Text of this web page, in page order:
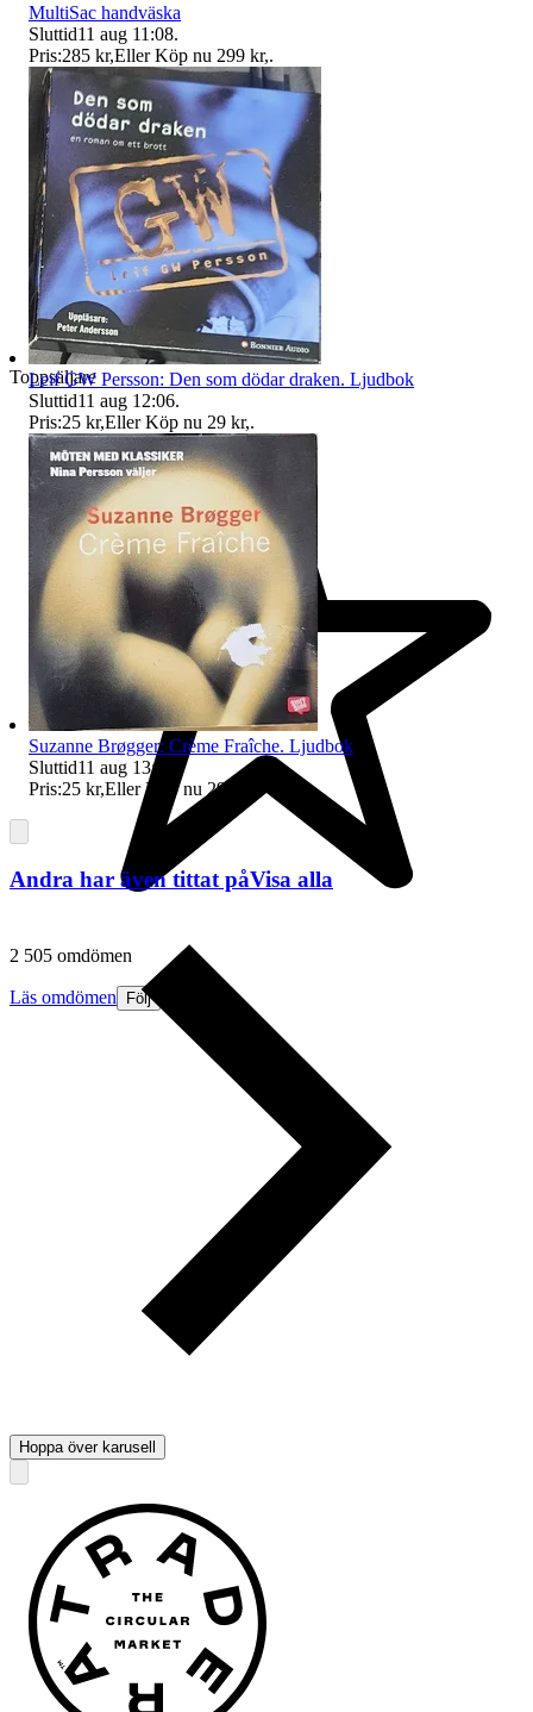
Toppsäljare
2 505 omdömen
Läs omdömen Följ
MultiSac handväska
Sluttid11 aug 11:08.
Pris:285 kr,Eller Köp nu 299 kr,.
Leif GW Persson: Den som dödar draken. Ljudbok
Sluttid11 aug 12:06.
Pris:25 kr,Eller Köp nu 29 kr,.
Suzanne Brøgger: Crème Fraîche. Ljudbok
Sluttid11 aug 13:07
Pris:25 kr,Eller Köp nu 29 kr
Andra har även tittat påVisa alla
Hoppa över karusell